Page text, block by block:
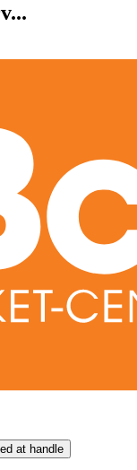
at handle